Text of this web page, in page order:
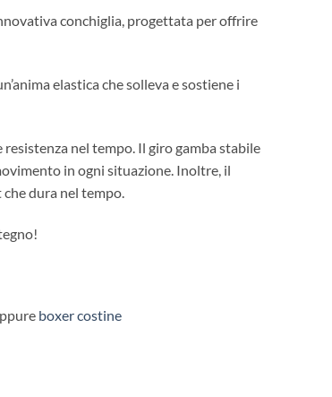
conchiglia, progettata per offrire
elastica che solleva e sostiene i
resistenza nel tempo. Il giro gamba stabile
in ogni situazione. Inoltre, il
dura nel tempo.
boxer costine